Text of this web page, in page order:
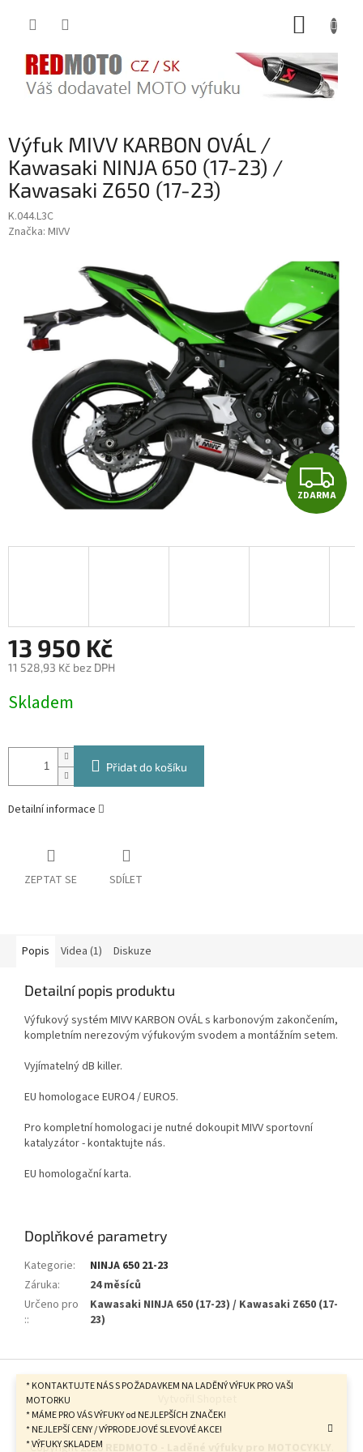
* KONTAKTUJTE NÁS S POŽADAVKEM NA LADĚNÝ VÝFUK PRO VAŠI
MOTORKU
* MÁME PRO VÁS VÝFUKY od NEJLEPŠÍCH ZNAČEK!
* NEJLEPŠÍ CENY / VÝPRODEJOVÉ SLEVOVÉ AKCE!
* VÝFUKY SKLADEM
Výfuk MIVV KARBON OVÁL /
Kawasaki NINJA 650 (17-23) /
Kawasaki Z650 (17-23)
K.044.L3C
Značka: MIVV
Z
D
A
ZDARMA
13 950 Kč
11 528,93 Kč bez DPH
cena:
Skladem
Přidat do košíku
Detailní informace
ZEPTAT SE SDÍLET
Popis Videa (1) Diskuze
Detailní popis produktu
Výfukový systém MIVV KARBON OVÁL s karbonovým zakončením,
kompletním nerezovým výfukovým svodem a montážním setem.
Vyjímatelný dB killer.
EU homologace EURO4 / EURO5.
Pro kompletní homologaci je nutné dokoupit MIVV sportovní
katalyzátor - kontaktujte nás.
EU homologační karta.
Doplňkové parametry
Kategorie:
NINJA 650 21-23
Záruka:
24 měsíců
Určeno pro
::
Kawasaki NINJA 650 (17-23) / Kawasaki Z650 (17-
23)
Copyright 2026